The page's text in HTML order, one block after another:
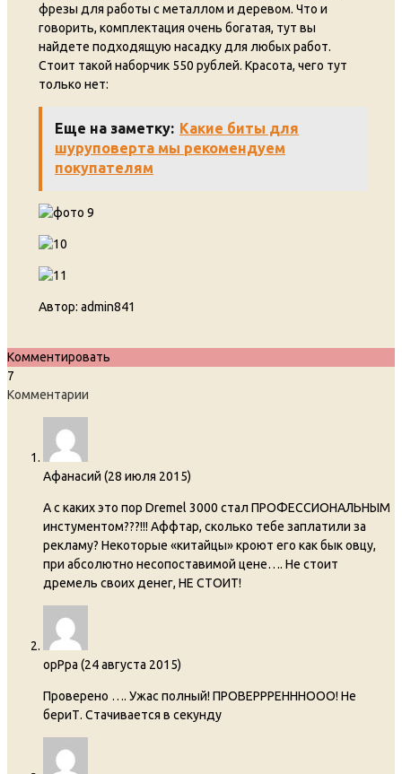
фрезы для работы с металлом и деревом. Что и
говорить, комплектация очень богатая, тут вы
найдете подходящую насадку для любых работ.
Стоит такой наборчик 550 рублей. Красота, чего тут
только нет:
Еще на заметку: Какие биты для
шуруповерта мы рекомендуем
покупателям
Автор: admin841
Комментировать
7
Комментарии
Афанасий (28 июля 2015)
А с каких это пор Dremel 3000 стал ПРОФЕССИОНАЛЬНЫМ
инстументом???!!! Аффтар, сколько тебе заплатили за
рекламу? Некоторые «китайцы» кроют его как бык овцу,
при абсолютно несопоставимой цене…. Не стоит
дремель своих денег, НЕ СТОИТ!
opPpa (24 августа 2015)
Проверено …. Ужас полный! ПРОВЕРРРЕНННООО! Не
бериТ. Стачивается в секунду